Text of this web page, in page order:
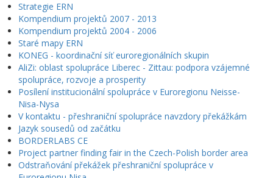
Strategie ERN
Kompendium projektů 2007 - 2013
Kompendium projektů 2004 - 2006
Staré mapy ERN
KONEG - koordinační síť euroregionálních skupin
AliZi: oblast spolupráce Liberec - Zittau: podpora vzájemné
spolupráce, rozvoje a prosperity
Posílení institucionální spolupráce v Euroregionu Neisse-
Nisa-Nysa
V kontaktu - přeshraniční spolupráce navzdory překážkám
Jazyk sousedů od začátku
BORDERLABS CE
Project partner finding fair in the Czech-Polish border area
Odstraňování překážek přeshraniční spolupráce v